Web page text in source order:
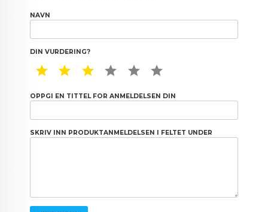
NAVN
DIN VURDERING?
1 STAR2 STAR3 STAR4 STAR5 STAR
OPPGI EN TITTEL FOR ANMELDELSEN DIN
SKRIV INN PRODUKTANMELDELSEN I FELTET UNDER